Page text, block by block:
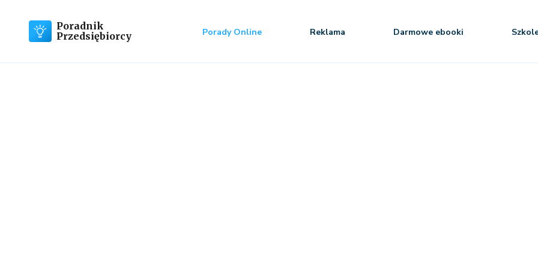
Poradnik
Przedsiębiorcy
Porady Online Reklama Darmowe ebooki